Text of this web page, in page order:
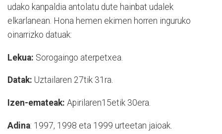
udako kanpaldia antolatu dute hainbat udalek
elkarlanean. Hona hemen ekimen horren inguruko
oinarrizko datuak:
Lekua: Sorogaingo aterpetxea.
Datak: Uztailaren 27tik 31ra.
Izen-emateak: Apirilaren15etik 30era.
Adina: 1997, 1998 eta 1999 urteetan jaioak.